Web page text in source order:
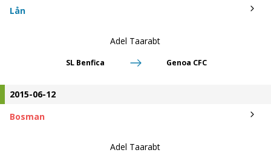
Lån
Adel Taarabt
SL Benfica Genoa CFC
2015-06-12
Bosman
Adel Taarabt